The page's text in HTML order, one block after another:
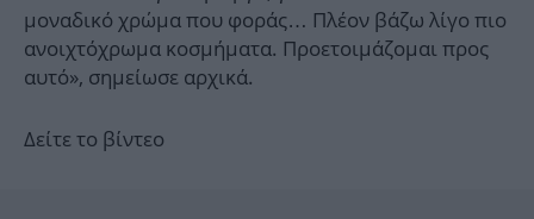
μοναδικό χρώμα που φοράς… Πλέον βάζω λίγο πιο
ανοιχτόχρωμα κοσμήματα. Προετοιμάζομαι προς
αυτό», σημείωσε αρχικά.
Δείτε το βίντεο